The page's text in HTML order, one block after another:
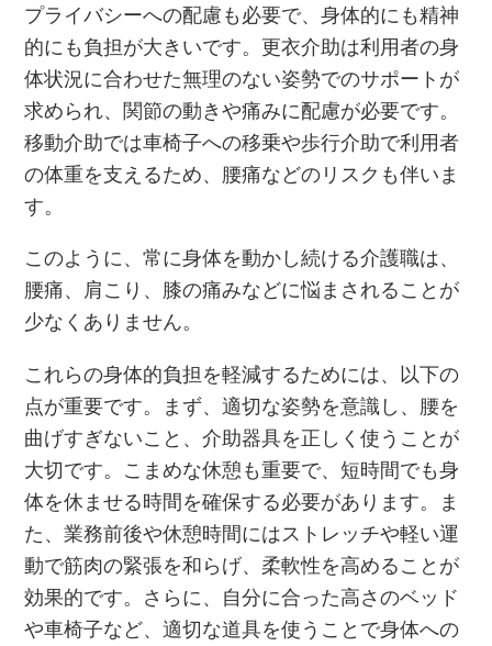
プライバシーへの配慮も必要で、身体的にも精神
的にも負担が大きいです。更衣介助は利用者の身
体状況に合わせた無理のない姿勢でのサポートが
求められ、関節の動きや痛みに配慮が必要です。
移動介助では車椅子への移乗や歩行介助で利用者
の体重を支えるため、腰痛などのリスクも伴いま
す。
このように、常に身体を動かし続ける介護職は、
腰痛、肩こり、膝の痛みなどに悩まされることが
少なくありません。
これらの身体的負担を軽減するためには、以下の
点が重要です。まず、適切な姿勢を意識し、腰を
曲げすぎないこと、介助器具を正しく使うことが
大切です。こまめな休憩も重要で、短時間でも身
体を休ませる時間を確保する必要があります。ま
た、業務前後や休憩時間にはストレッチや軽い運
動で筋肉の緊張を和らげ、柔軟性を高めることが
効果的です。さらに、自分に合った高さのベッド
や車椅子など、適切な道具を使うことで身体への